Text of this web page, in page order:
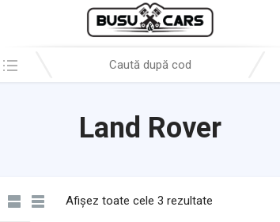
Land Rover
Afișez toate cele 3 rezultate